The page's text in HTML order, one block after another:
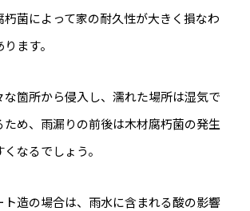
朽菌によって家の耐久性が大きく損なわ
ます。
な箇所から侵入し、濡れた場所は湿気で
め、 雨漏りの前後は木材腐朽菌の発生
なるでしょう。
ト造の場合は、雨水に含まれる酸の影響